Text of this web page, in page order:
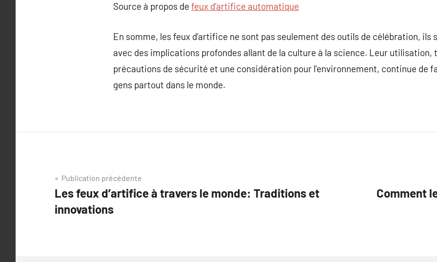
Source à propos de feux d’artifice automatique
En somme, les feux d’artifice ne sont pas seulement des outils de célébration,
avec des implications profondes allant de la culture à la science. Leur utilisation,
précautions de sécurité et une considération pour l’environnement, continue de
gens partout dans le monde.
Navigation
de
l’article
Publication précédente
Les feux d’artifice à travers le monde: Traditions et
innovations
Comment